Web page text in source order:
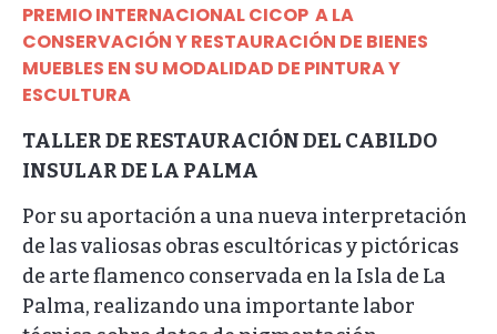
PREMIO INTERNACIONAL CICOP A LA
CONSERVACIÓN Y RESTAURACIÓN DE BIENES
MUEBLES EN SU MODALIDAD DE PINTURA Y
ESCULTURA
TALLER DE RESTAURACIÓN DEL CABILDO
INSULAR DE LA PALMA
Por su aportación a una nueva interpretación
de las valiosas obras escultóricas y pictóricas
de arte flamenco conservada en la Isla de La
Palma, realizando una importante labor